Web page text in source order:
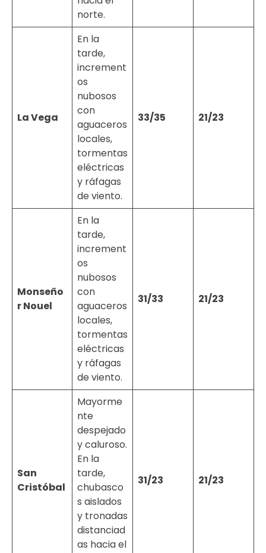
norte.
La Vega
En la
tarde,
increment
os
nubosos
con
aguaceros
locales,
tormentas
eléctricas
y ráfagas
de viento.
33/35 21/23
Monseño
r Nouel
En la
tarde,
increment
os
nubosos
con
aguaceros
locales,
tormentas
eléctricas
y ráfagas
de viento.
31/33 21/23
San
Cristóbal
Mayorme
nte
despejado
y caluroso.
En la
tarde,
chubasco
s aislados
y tronadas
distanciad
as hacia el
31/23 21/23